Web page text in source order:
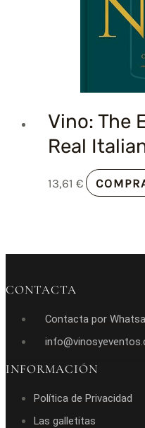
Vino: The
Real
13,61€
CONTACTA
Contacta por
INFORMACIÓN
Política de Privacidad
Las galletitas